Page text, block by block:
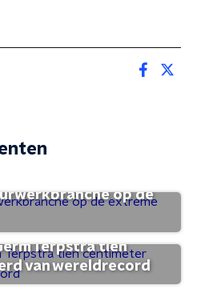
op de
Terpstra tien
van wereldrecord